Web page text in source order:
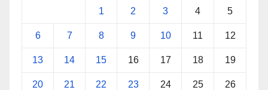
1 2 3 4 5
6 7 8 9 10 11 12
13 14 15 16 17 18 19
20 21 22 23 24 25 26